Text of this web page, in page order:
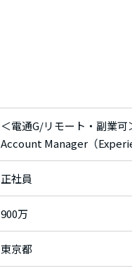
＜電通G/リモート・副業
Account Manager（
正社員
900万
東京都